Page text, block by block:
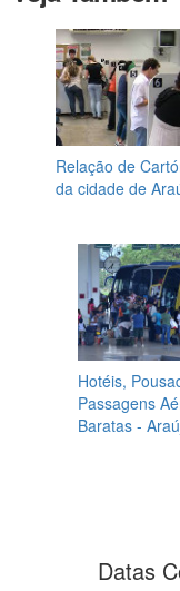
Relação de
da cidade de
Hotéis,
Passagens
Baratas -
Datas